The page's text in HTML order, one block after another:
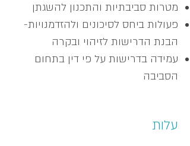
מטרות סביבתיות והתכנון להשגתן
פעולות ביחס לסיכונים ולהזדמנויות-
הבנת הדרישות לזיהוי ובקרה
עמידה בדרישות על פי דין בתחום
הסביבה
עלות